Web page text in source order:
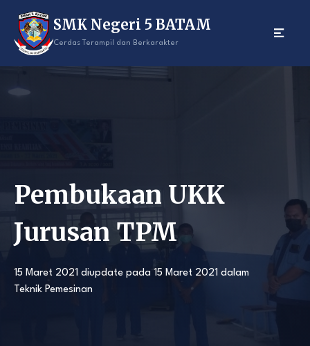
content
SMK Negeri 5 BATAM
Cerdas Terampil dan Berkarakter
Pembukaan UKK
Jurusan TPM
15 Maret 2021 diupdate pada 15 Maret 2021 dalam
Teknik Pemesinan